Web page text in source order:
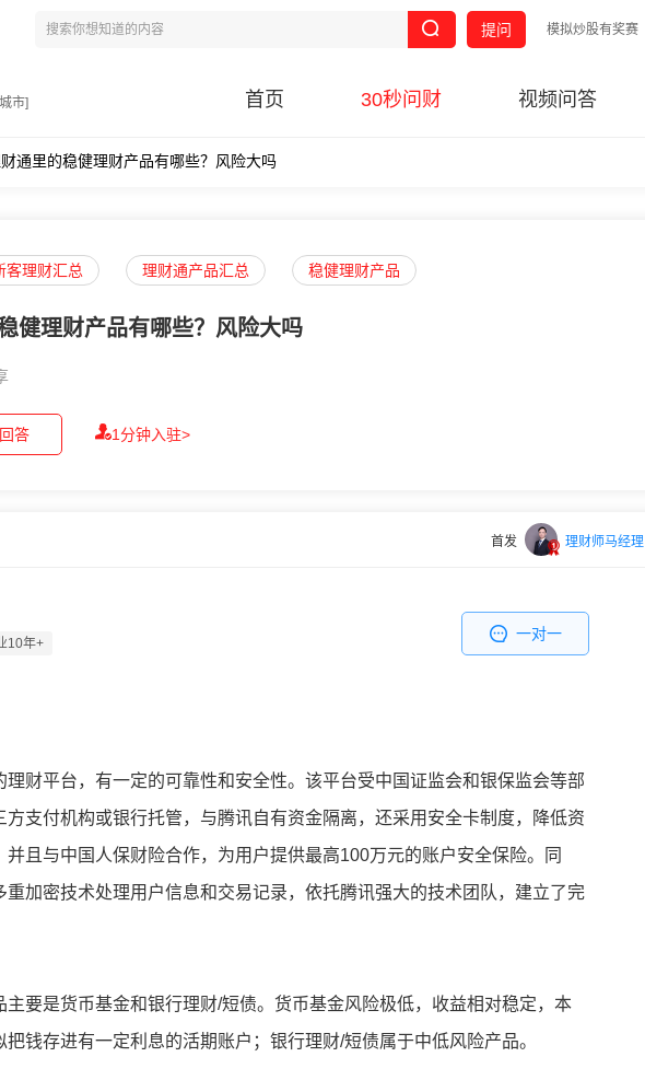
模拟炒股有奖赛
提问
市] 首页 30秒问财 视频问答
通里的稳健理财产品有哪些？风险大吗
客理财汇总 理财通产品汇总 稳健理财产品
健理财产品有哪些？风险大吗
1分钟入驻>
答
首发 理财师马经理
一对一
10年+
财平台，有一定的可靠性和安全性。该平台受中国证监会和银保监会等部
方支付机构或银行托管，与腾讯自有资金隔离，还采用安全卡制度，降低资
且与中国人保财险合作，为用户提供最高100万元的账户安全保险。同
重加密技术处理用户信息和交易记录，依托腾讯强大的技术团队，建立了完
主要是货币基金和银行理财/短债。货币基金风险极低，收益相对稳定，本
钱存进有一定利息的活期账户；银行理财/短债属于中低风险产品。